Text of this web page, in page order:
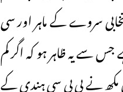
سروے کے ماہر اور سی
سے یہ ظاہر ہو کہ اگر کم
مکھ نے بی بی سی ہندی کے